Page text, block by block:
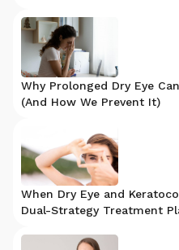
Why Prolonged Dry Eye
(And How We Prevent It)
When Dry Eye and
Dual-Strategy Treatment